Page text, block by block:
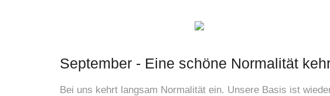
September - Eine schöne Normalität
Bei uns kehrt langsam Normalität ein. Unsere Basis ist